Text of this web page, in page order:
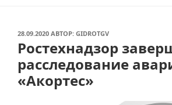
ОПУБЛИКОВАНО
28.09.2020 АВТОР: GIDROTGV
Ростехнадзор
расследование
«Акортес»